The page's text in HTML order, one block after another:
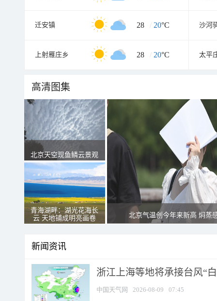
迁安镇 28 / 20°C 沙河
上射雁庄乡 28 / 20°C 太平
高清图集
北京天空现鱼鳞云景观
青海湖畔：湖光花海长
云 天地铺成明亮画卷
北京气温创今年来新高 焖蒸
新闻资讯
浙江上海等地将承接台风“
中国天气网 2026-08-09 07:45